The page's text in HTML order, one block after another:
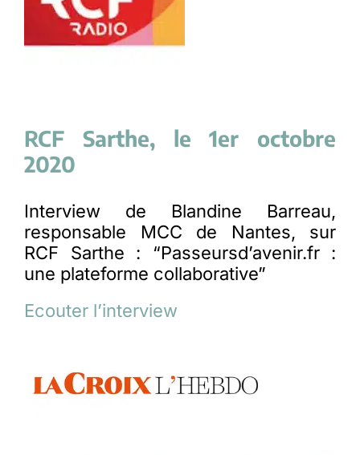
RCF Sarthe, le 1er octobre
2020
Interview de Blandine Barreau,
responsable MCC de Nantes, sur
RCF Sarthe : “Passeursd’avenir.fr :
une plateforme collaborative”
Ecouter l’interview